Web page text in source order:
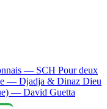
— SCH Pour deux
— Djadja & Dinaz Dieu
— David Guetta